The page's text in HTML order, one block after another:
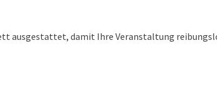
ausgestattet, damit Ihre Veranstaltung